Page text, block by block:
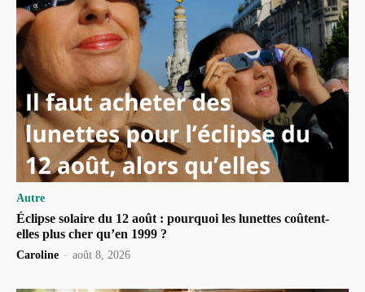
Autre
Éclipse solaire du 12 août : pourquoi les lunettes coûtent-
elles plus cher qu’en 1999 ?
Caroline - août 8, 2026